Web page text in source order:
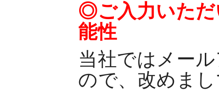
◎ご入力いただ
能性
当社ではメー
ので、改めま